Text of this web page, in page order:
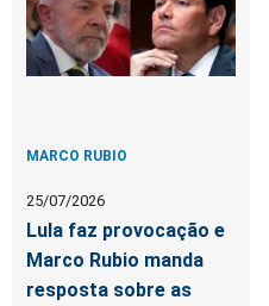
MARCO RUBIO
25/07/2026
Lula faz provocação e
Marco Rubio manda
resposta sobre as